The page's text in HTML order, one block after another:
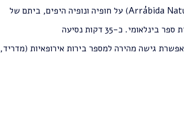
דקות נסיעה ברכב מססימברה נמצאת שמורת הטבע אראבידה (Arrábida Natural Park) על חופיה ונופיה היפים, ביתם של
כ-35 דקות נסיעה
גישה מהירה למספר בירות אירופאיות (מדריד,